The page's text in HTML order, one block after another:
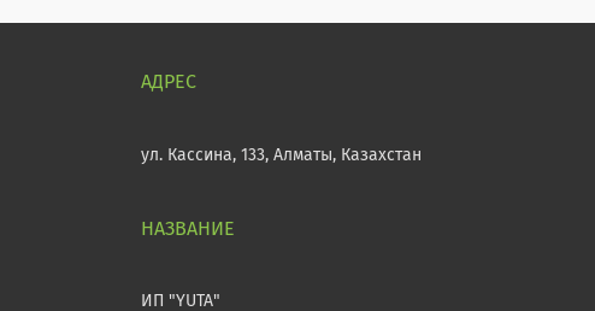
ул. Кассина, 133, Алматы, Казахстан
ИП "YUTA"